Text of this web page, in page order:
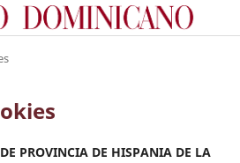
PROVINCIA DE HISPANIA DE LA